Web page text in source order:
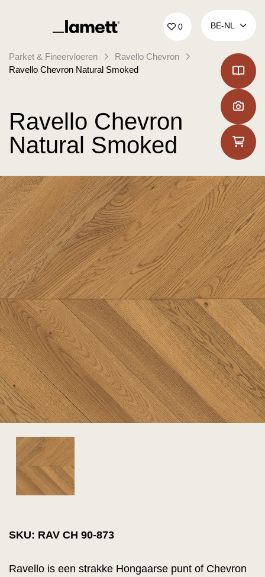
Terug naar home 0 BE‑NL
Parket & Fineervloeren
Ravello Chevron
Ravello Chevron Natural Smoked
Ravello Chevron
Natural Smoked
SKU: RAV CH 90-873
Ravello is een strakke Hongaarse punt of Chevron